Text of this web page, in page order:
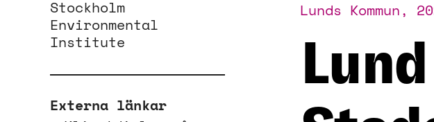
Stockholm
Environmental
Institute
Externa länkar
Lunds Kommun,